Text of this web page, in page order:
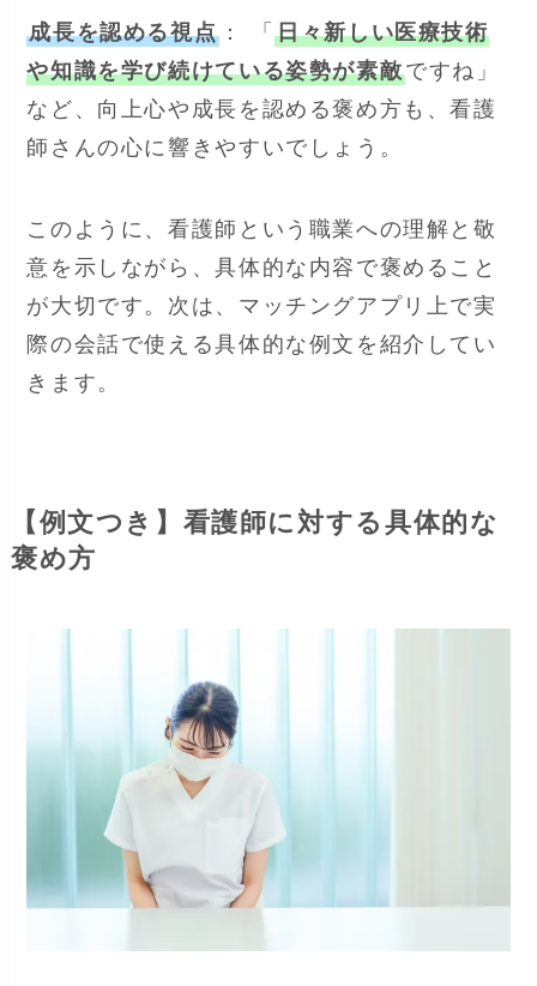
成長を認める視点 ： 「日々新しい医療技術
や知識を学び続けている姿勢が素敵ですね」
など、向上心や成長を認める褒め方も、看護
師さんの心に響きやすいでしょう。
このように、看護師という職業への理解と敬
意を示しながら、具体的な内容で褒めること
が大切です。次は、マッチングアプリ上で実
際の会話で使える具体的な例文を紹介してい
きます。
【例文つき】看護師に対する具体的な
褒め方